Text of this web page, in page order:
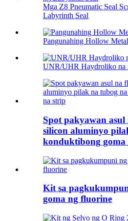
Mga Z8 Pneumatic Seal
Labyrinth Seal
Pangunahing Hollow
UNR/UHR Haydroliko na
Spot pakyawan
silicon aluminyo
konduktibong goma
Kit sa
goma ng fluorine